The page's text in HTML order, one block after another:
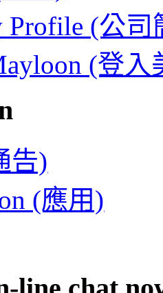
Profile (公司
(登入
告)
(應用)